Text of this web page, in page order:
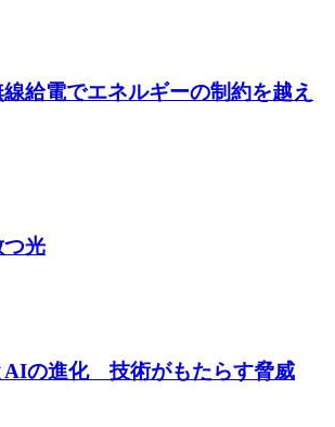
給電でエネルギーの制約を越え
つ光
AIの進化 技術がもたらす脅威